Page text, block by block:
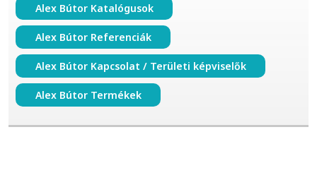
Alex Bútor Katalógusok
Alex Bútor Referenciák
Alex Bútor Kapcsolat / Területi képviselők
Alex Bútor Termékek